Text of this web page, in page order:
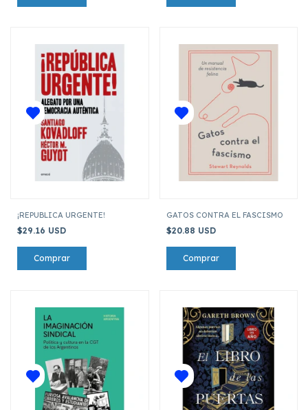
¡REPUBLICA URGENTE!
$29.16 USD
GATOS CONTRA EL FASCISMO
$20.88 USD